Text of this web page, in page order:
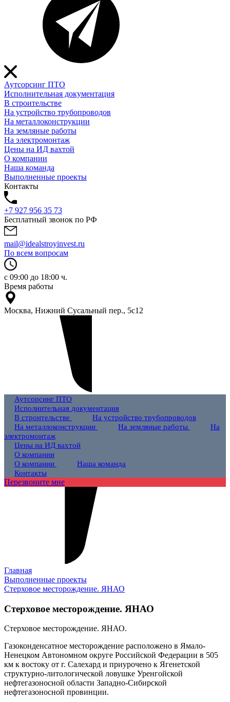
Аутсорсинг ПТО
Исполнительная документация
В строительстве
На устройство трубопроводов
На металлоконструкции
На земляные работы
На электромонтаж
Цены на ИД вахтой
О компании
Наша команда
Выполненные проекты
Контакты
+7 927 956 35 73
Бесплатный звонок по РФ
mail@idealstroyinvest.ru
По всем вопросам
с 09:00 до 18:00 ч.
Время работы
Москва, Нижний Сусальный пер., 5c12
Аутсорсинг ПТО
Исполнительная документация
В строительстве
На устройство трубопроводов
На металлоконструкции
На земляные работы
На
электромонтаж
Цены на ИД вахтой
О компании
О компании
Наша команда
Контакты
Перезвоните мне
Главная
Выполненные проекты
Стерховое месторождение. ЯНАО
Стерховое месторождение. ЯНАО
Стерховое месторождение. ЯНАО.
Газоконденсатное месторождение расположено в Ямало-
Ненецком Автономном округе Российской Федерации в 505
км к востоку от г. Салехард и приурочено к Ягенетской
структурно-литологической ловушке Уренгойской
нефтегазоносной области Западно-Сибирской
нефтегазоносной провинции.